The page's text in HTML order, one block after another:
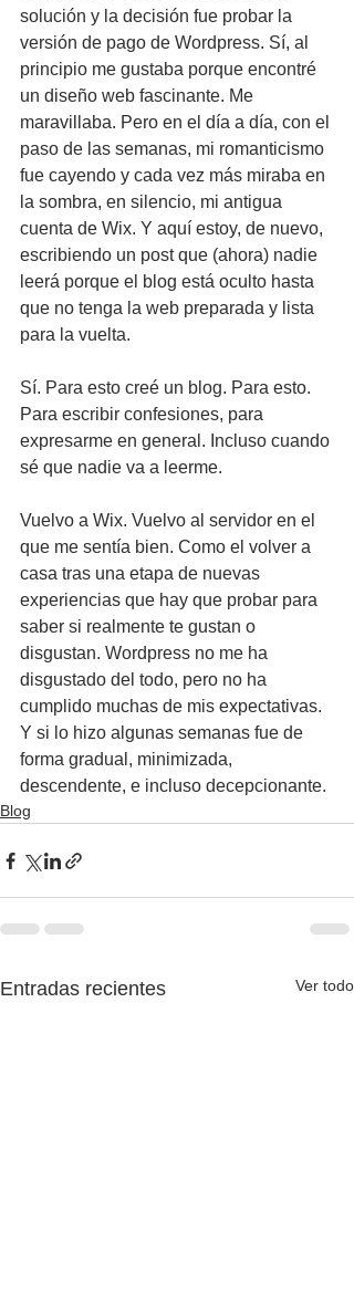
solución y la decisión fue probar la
versión de pago de Wordpress. Sí, al
principio me gustaba porque encontré
un diseño web fascinante. Me
maravillaba. Pero en el día a día, con el
paso de las semanas, mi romanticismo
fue cayendo y cada vez más miraba en
la sombra, en silencio, mi antigua
cuenta de Wix. Y aquí estoy, de nuevo,
escribiendo un post que (ahora) nadie
leerá porque el blog está oculto hasta
que no tenga la web preparada y lista
para la vuelta.
Sí. Para esto creé un blog. Para esto.
Para escribir confesiones, para
expresarme en general. Incluso cuando
sé que nadie va a leerme.
Vuelvo a Wix. Vuelvo al servidor en el
que me sentía bien. Como el volver a
casa tras una etapa de nuevas
experiencias que hay que probar para
saber si realmente te gustan o
disgustan. Wordpress no me ha
disgustado del todo, pero no ha
cumplido muchas de mis expectativas.
Y si lo hizo algunas semanas fue de
forma gradual, minimizada,
descendente, e incluso decepcionante.
Blog
Entradas recientes Ver todo